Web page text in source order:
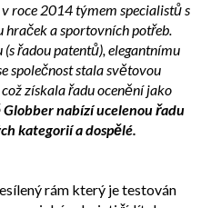
roce 2014 týmem specialistů s
hraček a sportovních potřeb.
řadou patentů), elegantnímu
společnost stala světovou
získala řadu ocenění jako
Globber nabízí ucelenou řadu
kategorií a dospělé.
rám který je testován